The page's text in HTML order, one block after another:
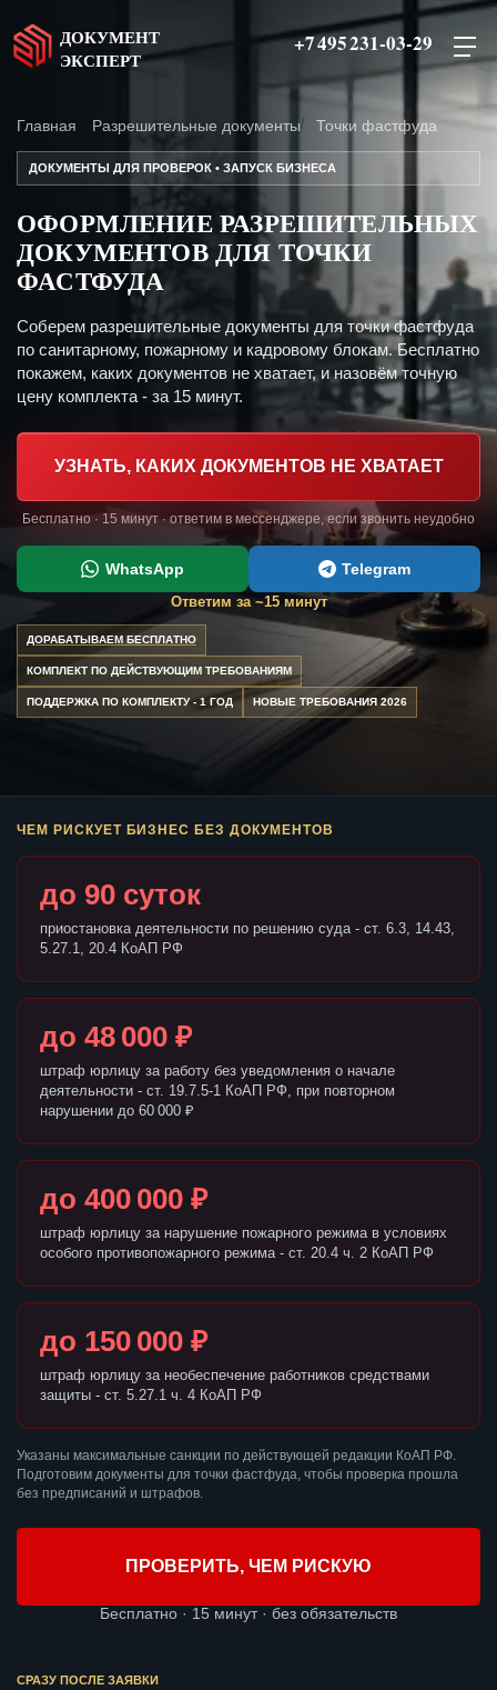
ДОКУМЕНТ
ЭКСПЕРТ
+7 495 231-03-29
Главная Разрешительные документы Точки фастфуда
ДОКУМЕНТЫ ДЛЯ ПРОВЕРОК • ЗАПУСК БИЗНЕСА
ОФОРМЛЕНИЕ РАЗРЕШИТЕЛЬНЫХ
ДОКУМЕНТОВ ДЛЯ ТОЧКИ
ФАСТФУДА
Соберем разрешительные документы для точки фастфуда
по санитарному, пожарному и кадровому блокам. Бесплатно
покажем, каких документов не хватает, и назовём точную
цену комплекта - за 15 минут.
УЗНАТЬ, КАКИХ ДОКУМЕНТОВ НЕ ХВАТАЕТ
Бесплатно · 15 минут · ответим в мессенджере, если звонить неудобно
WhatsApp Telegram
Ответим за ~15 минут
ДОРАБАТЫВАЕМ БЕСПЛАТНО
КОМПЛЕКТ ПО ДЕЙСТВУЮЩИМ ТРЕБОВАНИЯМ
ПОДДЕРЖКА ПО КОМПЛЕКТУ - 1 ГОД НОВЫЕ ТРЕБОВАНИЯ 2026
ЧЕМ РИСКУЕТ БИЗНЕС БЕЗ ДОКУМЕНТОВ
до 90 суток
приостановка деятельности по решению суда - ст. 6.3, 14.43,
5.27.1, 20.4 КоАП РФ
до 48 000 ₽
штраф юрлицу за работу без уведомления о начале
деятельности - ст. 19.7.5-1 КоАП РФ, при повторном
нарушении до 60 000 ₽
до 400 000 ₽
штраф юрлицу за нарушение пожарного режима в условиях
особого противопожарного режима - ст. 20.4 ч. 2 КоАП РФ
до 150 000 ₽
штраф юрлицу за необеспечение работников средствами
защиты - ст. 5.27.1 ч. 4 КоАП РФ
Указаны максимальные санкции по действующей редакции КоАП РФ.
Подготовим документы для точки фастфуда, чтобы проверка прошла
без предписаний и штрафов.
ПРОВЕРИТЬ, ЧЕМ РИСКУЮ
Бесплатно · 15 минут · без обязательств
СРАЗУ ПОСЛЕ ЗАЯВКИ